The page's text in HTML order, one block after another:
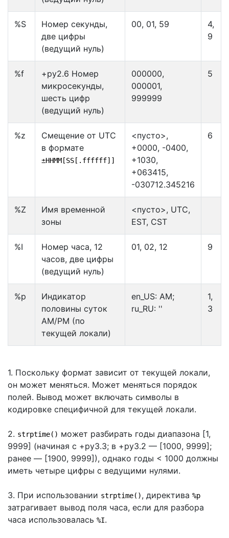
%S
Номер секунды,
две цифры
(ведущий нуль)
00, 01, 59
4,
9
%f
+py2.6 Номер
микросекунды,
шесть цифр
(ведущий нуль)
000000,
000001,
999999
5
%z
Смещение от UTC
в формате
±HHMM[SS[.ffffff]]
<пусто>,
+0000, -0400,
+1030,
+063415,
-030712.345216
6
%Z
Имя временной
зоны
<пусто>, UTC,
EST, CST
%I
Номер часа, 12
часов, две цифры
(ведущий нуль)
01, 02, 12 9
%p
Индикатор
половины суток
AM/PM (по
текущей локали)
en_US: AM;
ru_RU: ''
1,
3
1. Поскольку формат зависит от текущей локали,
он может меняться. Может меняться порядок
полей. Вывод может включать символы в
кодировке специфичной для текущей локали.
2. strptime() может разбирать годы диапазона [1,
9999] (начиная с +py3.3; в +py3.2 — [1000, 9999];
ранее — [1900, 9999]), однако годы < 1000 должны
иметь четыре цифры с ведущими нулями.
3. При использовании strptime(), директива %p
затрагивает вывод поля часа, если для разбора
часа использовалась %I.